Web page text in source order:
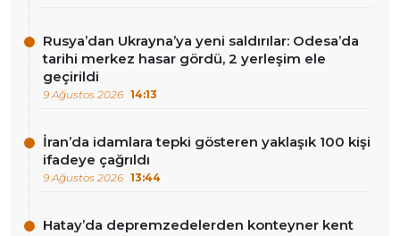
Rusya’dan Ukrayna’ya yeni saldırılar: Odesa’da
tarihi merkez hasar gördü, 2 yerleşim ele
geçirildi
9 Ağustos 2026 14:13
İran’da idamlara tepki gösteren yaklaşık 100 kişi
ifadeye çağrıldı
9 Ağustos 2026 13:44
Hatay’da depremzedelerden konteyner kent